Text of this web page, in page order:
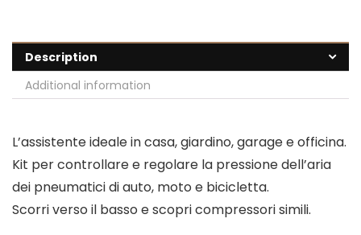
Description
Additional information
L’assistente ideale in casa, giardino, garage e officina.
Kit per controllare e regolare la pressione dell’aria
dei pneumatici di auto, moto e bicicletta.
Scorri verso il basso e scopri compressori simili.